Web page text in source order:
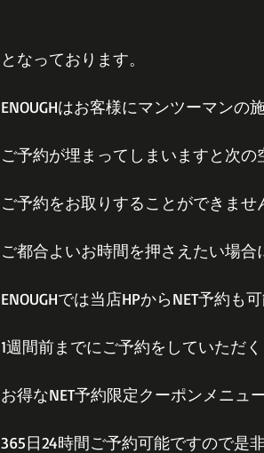
となっております。
ENOUGHはお客様にマンツーマンの
ご予約が埋まってしまいますと次
ご予約をお取りすることができませ
ご都合よいお時間を押さえたい場
ENOUGHでは当店HPからNET予約も可
1週間前までにご予約をしていただく
お得なNET予約限定クーポンメニュ
365日24時間ご予約可能ですので是